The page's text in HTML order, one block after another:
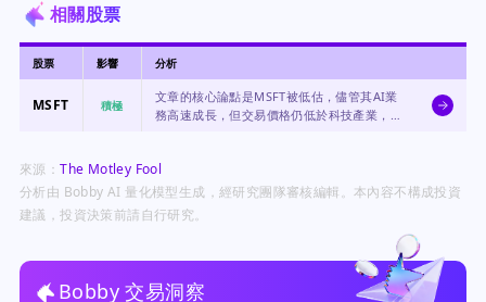
相關股票
股票 影響 分析
MSFT 積極
文章的核心論點是MSFT被低估，儘管其AI業
務高速成長，但交易價格仍低於科技產業，創
來源：The Motley Fool
分析由 Bobby AI 量化模型生成，經研究團隊審核編輯。本內容不構成投資
建議，投資決策前請自行研究。
Bobby 交易洞察